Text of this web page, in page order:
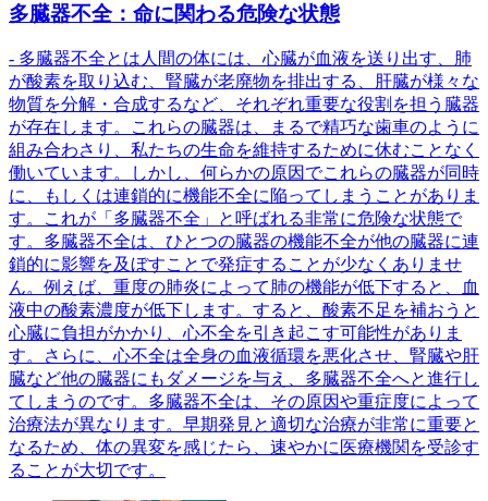
多臓器不全：命に関わる危険な状態
- 多臓器不全とは人間の体には、心臓が血液を送り出す、肺
が酸素を取り込む、腎臓が老廃物を排出する、肝臓が様々な
物質を分解・合成するなど、それぞれ重要な役割を担う臓器
が存在します。これらの臓器は、まるで精巧な歯車のように
組み合わさり、私たちの生命を維持するために休むことなく
働いています。しかし、何らかの原因でこれらの臓器が同時
に、もしくは連鎖的に機能不全に陥ってしまうことがありま
す。これが「多臓器不全」と呼ばれる非常に危険な状態で
す。多臓器不全は、ひとつの臓器の機能不全が他の臓器に連
鎖的に影響を及ぼすことで発症することが少なくありませ
ん。例えば、重度の肺炎によって肺の機能が低下すると、血
液中の酸素濃度が低下します。すると、酸素不足を補おうと
心臓に負担がかかり、心不全を引き起こす可能性がありま
す。さらに、心不全は全身の血液循環を悪化させ、腎臓や肝
臓など他の臓器にもダメージを与え、多臓器不全へと進行し
てしまうのです。多臓器不全は、その原因や重症度によって
治療法が異なります。早期発見と適切な治療が非常に重要と
なるため、体の異変を感じたら、速やかに医療機関を受診す
ることが大切です。